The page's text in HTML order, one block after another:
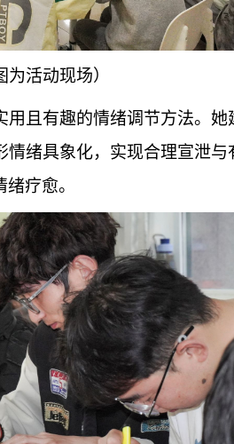
为活动现场）
且有趣的情绪调节方法。
绪具象化，实现合理宣泄
疗愈。